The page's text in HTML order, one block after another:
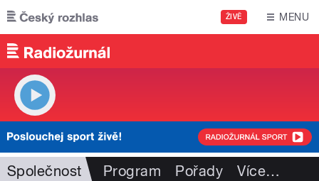
Přejít k hlavnímu obsahu
ŽIVĚ MENU
Společnost Program Pořady Více…